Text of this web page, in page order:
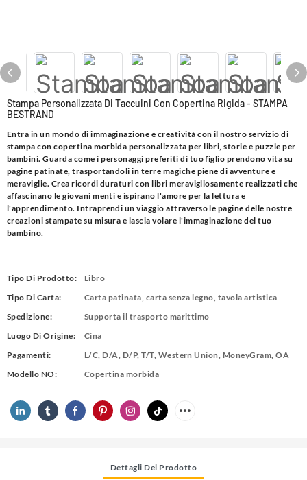
Stampa Personalizzata Di Taccuini Con Copertina Rigida - STAMPA
BESTRAND
Entra in un mondo di immaginazione e creatività con il nostro servizio di
stampa con copertina morbida personalizzata per libri, storie e puzzle per
bambini. Guarda come i personaggi preferiti di tuo figlio prendono vita su
pagine patinate, trasportandoli in terre magiche piene di avventure e
meraviglie. Crea ricordi duraturi con libri meravigliosamente realizzati che
affascinano le giovani menti e ispirano l'amore per la lettura e
l'apprendimento. Intraprendi un viaggio attraverso le pagine delle nostre
creazioni stampate su misura e lascia volare l'immaginazione del tuo
bambino.
Tipo Di Prodotto:
Libro
Tipo Di Carta:
Carta patinata, carta senza legno, tavola artistica
Spedizione:
Supporta il trasporto marittimo
Luogo Di Origine:
Cina
Pagamenti:
L/C, D/A, D/P, T/T, Western Union, MoneyGram, OA
Modello NO:
Copertina morbida
Dettagli Del Prodotto